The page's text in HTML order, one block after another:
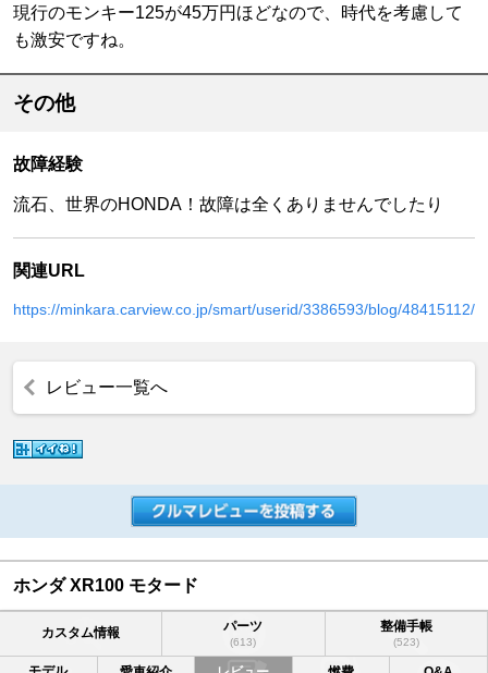
現行のモンキー125が45万円ほどなので、時代を考慮して
も激安ですね。
その他
故障経験
流石、世界のHONDA！故障は全くありませんでしたり
関連URL
https://minkara.carview.co.jp/smart/userid/3386593/blog/48415112/
レビュー一覧へ
ホンダ XR100 モタード
カスタム情報 パーツ
(613)
整備手帳
(523)